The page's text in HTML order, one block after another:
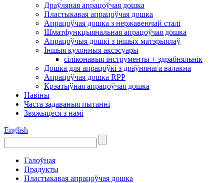
Драўляная апрацоўчая дошка
Пластыкавая апрацоўчая дошка
Апрацоўчая дошка з нержавеючай сталі
Шматфункцыянальная апрацоўчая дошка
Апрацоўчыя дошкі з іншых матэрыялаў
Іншыя кухонныя аксэсуары
сіліконавыя інструменты + здрабняльнік
Дошка для апрацоўкі з драўнянага валакна
Апрацоўчая дошка RPP
Крэатыўная апрацоўчая дошка
Навіны
Часта задаваныя пытанні
Звяжыцеся з намі
English
Галоўная
Прадукты
Пластыкавая апрацоўчая дошка